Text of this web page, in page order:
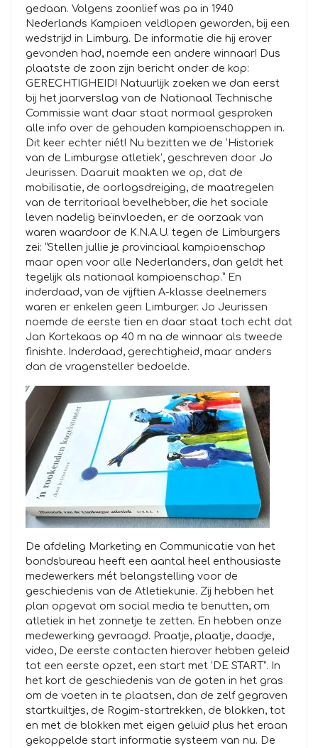
gedaan. Volgens zoonlief was pa in 1940
Nederlands Kampioen veldlopen geworden, bij een
wedstrijd in Limburg. De informatie die hij erover
gevonden had, noemde een andere winnaar! Dus
plaatste de zoon zijn bericht onder de kop:
GERECHTIGHEID! Natuurlijk zoeken we dan eerst
bij het jaarverslag van de Nationaal Technische
Commissie want daar staat normaal gesproken
alle info over de gehouden kampioenschappen in.
Dit keer echter niét! Nu bezitten we de ‘Historiek
van de Limburgse atletiek’, geschreven door Jo
Jeurissen. Daaruit maakten we op, dat de
mobilisatie, de oorlogsdreiging, de maatregelen
van de territoriaal bevelhebber, die het sociale
leven nadelig beïnvloeden, er de oorzaak van
waren waardoor de K.N.A.U. tegen de Limburgers
zei: “Stellen jullie je provinciaal kampioenschap
maar open voor alle Nederlanders, dan geldt het
tegelijk als nationaal kampioenschap.” En
inderdaad, van de vijftien A-klasse deelnemers
waren er enkelen geen Limburger. Jo Jeurissen
noemde de eerste tien en daar staat toch echt dat
Jan Kortekaas op 40 m na de winnaar als tweede
finishte. Inderdaad, gerechtigheid, maar anders
dan de vragensteller bedoelde.
De afdeling Marketing en Communicatie van het
bondsbureau heeft een aantal heel enthousiaste
medewerkers mét belangstelling voor de
geschiedenis van de Atletiekunie. Zij hebben het
plan opgevat om social media te benutten, om
atletiek in het zonnetje te zetten. En hebben onze
medewerking gevraagd. Praatje, plaatje, daadje,
video, De eerste contacten hierover hebben geleid
tot een eerste opzet, een start met ‘DE START”. In
het kort de geschiedenis van de goten in het gras
om de voeten in te plaatsen, dan de zelf gegraven
startkuiltjes, de Rogim-startrekken, de blokken, tot
en met de blokken met eigen geluid plus het eraan
gekoppelde start informatie systeem van nu. De